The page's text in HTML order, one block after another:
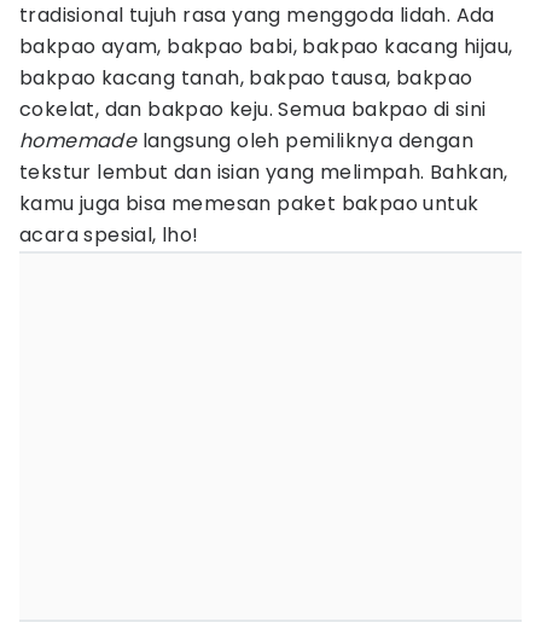
tradisional tujuh rasa yang menggoda lidah. Ada
bakpao ayam, bakpao babi, bakpao kacang hijau,
bakpao kacang tanah, bakpao tausa, bakpao
cokelat, dan bakpao keju. Semua bakpao di sini
homemadelangsung oleh pemiliknya dengan
tekstur lembut dan isian yang melimpah. Bahkan,
kamu juga bisa memesan paket bakpao untuk
acara spesial, lho!